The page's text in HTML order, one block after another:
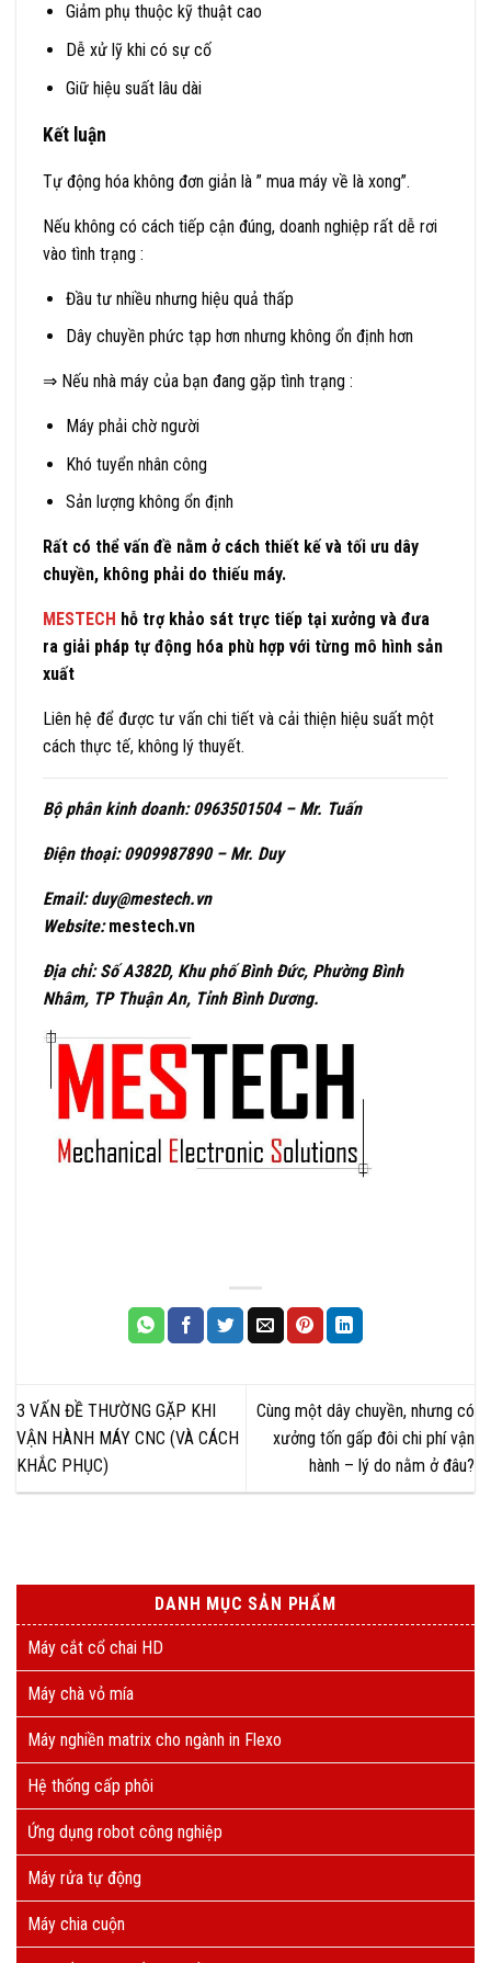
Giảm phụ thuộc kỹ thuật cao
Dễ xử lỹ khi có sự cố
Giữ hiệu suất lâu dài
Kết luận
Tự động hóa không đơn giản là ” mua máy về là xong”.
Nếu không có cách tiếp cận đúng, doanh nghiệp rất dễ rơi
vào tình trạng :
Đầu tư nhiều nhưng hiệu quả thấp
Dây chuyền phức tạp hơn nhưng không ổn định hơn
⇒ Nếu nhà máy của bạn đang gặp tình trạng :
Máy phải chờ người
Khó tuyển nhân công
Sản lượng không ổn định
Rất có thể vấn đề nằm ở cách thiết kế và tối ưu dây
chuyền, không phải do thiếu máy.
MESTECH hỗ trợ khảo sát trực tiếp tại xưởng và đưa
ra giải pháp tự động hóa phù hợp với từng mô hình sản
xuất
Liên hệ để được tư vấn chi tiết và cải thiện hiệu suất một
cách thực tế, không lý thuyết.
Bộ phân kinh doanh: 0963501504 – Mr. Tuấn
Điện thoại: 0909987890 – Mr. Duy
Email: duy@mestech.vn
Website:mestech.vn
Địa chỉ: Số A382D, Khu phố Bình Đức, Phường Bình
Nhâm, TP Thuận An, Tỉnh Bình Dương.
3 VẤN ĐỀ THƯỜNG GẶP KHI
VẬN HÀNH MÁY CNC (VÀ CÁCH
KHẮC PHỤC)
Cùng một dây chuyền, nhưng có
xưởng tốn gấp đôi chi phí vận
hành – lý do nằm ở đâu?
DANH MỤC SẢN PHẨM
Máy cắt cổ chai HD
Máy chà vỏ mía
Máy nghiền matrix cho ngành in Flexo
Hệ thống cấp phôi
Ứng dụng robot công nghiệp
Máy rửa tự động
Máy chia cuộn